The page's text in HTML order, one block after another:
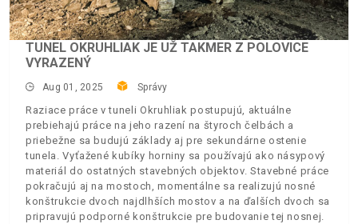
TUNEL OKRUHLIAK JE UŽ TAKMER Z POLOVICE
VYRAZENÝ
Aug 01, 2025 Správy
Raziace práce v tuneli Okruhliak postupujú, aktuálne
prebiehajú práce na jeho razení na štyroch čelbách a
priebežne sa budujú základy aj pre sekundárne ostenie
tunela. Vyťažené kubíky horniny sa používajú ako násypový
materiál do ostatných stavebných objektov. Stavebné práce
pokračujú aj na mostoch, momentálne sa realizujú nosné
konštrukcie dvoch najdlhších mostov a na ďalších dvoch sa
pripravujú podporné konštrukcie pre budovanie tej nosnej.